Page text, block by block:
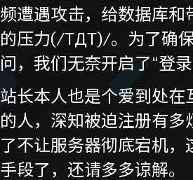
频遭遇攻击，给数据库和
的压力(/TДT)/。为了确
问，我们无奈开启了“登录
站长本人也是个爱到处在
的人，深知被迫注册有多
了不让服务器彻底宕机，
手段了，还请多多谅解。